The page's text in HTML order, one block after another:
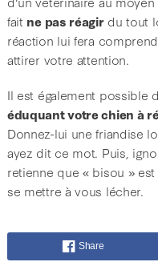
fait ne pas réagirdu tout
réaction lui fera
attirer votre attention.
Il est également possible
éduquant votre chien à
Donnez-lui une friandise
ayez dit ce mot. Puis,
retienne que « bisou »
se mettre à vous lécher.
Share